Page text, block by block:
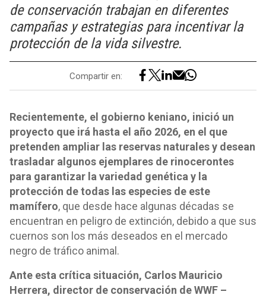
de conservación trabajan en diferentes
campañas y estrategias para incentivar la
protección de la vida silvestre.
Compartir en:
Recientemente, el gobierno keniano, inició un
proyecto que irá hasta el año 2026, en el que
pretenden ampliar las reservas naturales y desean
trasladar algunos ejemplares de rinocerontes
para garantizar la variedad genética y la
protección de todas las especies de este
mamífero, que desde hace algunas décadas se
encuentran en peligro de extinción, debido a que sus
cuernos son los más deseados en el mercado
negro de tráfico animal.
Ante esta crítica situación, Carlos Mauricio
Herrera, director de conservación de WWF –